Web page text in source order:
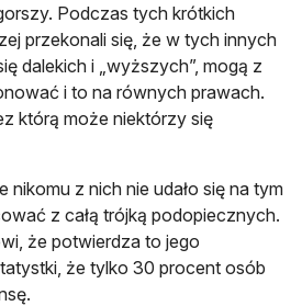
Podczas tych krótkich
przekonali się, że w tych innych
dalekich i „wyższych”, mogą z
i to na równych prawach.
którą może niektórzy się
nikomu z nich nie udało się na tym
z całą trójką podopiecznych.
że potwierdza to jego
że tylko 30 procent osób